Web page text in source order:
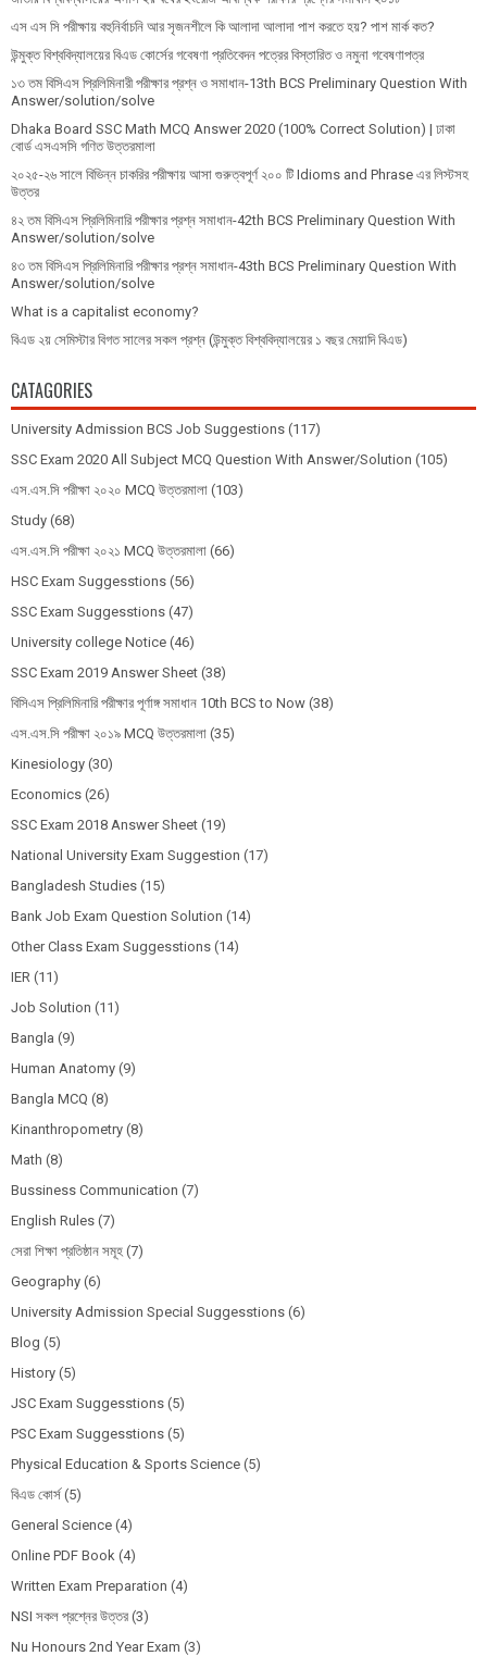
এস এস সি পরীক্ষায় বহুনির্বাচনি আর সৃজনশীলে কি আলাদা আলাদা পাশ করতে হয়? পাশ মার্ক কত?
উন্মুক্ত বিশ্ববিদ্যালয়ের বিএড কোর্সের গবেষণা প্রতিবেদন পত্রের বিস্তারিত ও নমুনা গবেষণাপত্র
১৩ তম বিসিএস প্রি‌লি‌মিনারী পরীক্ষার প্রশ্ন ও সমাধান-13th BCS Preliminary Question With
Answer/solution/solve
Dhaka Board SSC Math MCQ Answer 2020 (100% Correct Solution) | ঢাকা
বোর্ড এসএসসি গণিত উত্তরমালা
২০২৫-২৬ সালে বিভিন্ন চাকরির পরীক্ষায় আসা গুরুত্বপূর্ণ ২০০ টি Idioms and Phrase এর লিস্টসহ
উত্তর
৪২ তম বিসিএস প্রিলিমিনারি পরীক্ষার প্রশ্ন সমাধান-42th BCS Preliminary Question With
Answer/solution/solve
৪৩ তম বিসিএস প্রিলিমিনারি পরীক্ষার প্রশ্ন সমাধান-43th BCS Preliminary Question With
Answer/solution/solve
What is a capitalist economy?
বিএড ২য় সেমিস্টার বিগত সালের সকল প্রশ্ন (উন্মুক্ত বিশ্ববিদ্যালয়ের ১ বছর মেয়াদি বিএড)
CATAGORIES
University Admission BCS Job Suggestions (117)
SSC Exam 2020 All Subject MCQ Question With Answer/Solution (105)
এস.এস.সি পরীক্ষা ২০২০ MCQ উত্তরমালা (103)
Study (68)
এস.এস.সি পরীক্ষা ২০২১ MCQ উত্তরমালা (66)
HSC Exam Suggesstions (56)
SSC Exam Suggesstions (47)
University college Notice (46)
SSC Exam 2019 Answer Sheet (38)
বিসিএস প্রিলিমিনারি পরীক্ষার পূর্ণাঙ্গ সমাধান 10th BCS to Now (38)
এস.এস.সি পরীক্ষা ২০১৯ MCQ উত্তরমালা (35)
Kinesiology (30)
Economics (26)
SSC Exam 2018 Answer Sheet (19)
National University Exam Suggestion (17)
Bangladesh Studies (15)
Bank Job Exam Question Solution (14)
Other Class Exam Suggesstions (14)
IER (11)
Job Solution (11)
Bangla (9)
Human Anatomy (9)
Bangla MCQ (8)
Kinanthropometry (8)
Math (8)
Bussiness Communication (7)
English Rules (7)
সেরা শিক্ষা প্রতিষ্ঠান সমূহ (7)
Geography (6)
University Admission Special Suggesstions (6)
Blog (5)
History (5)
JSC Exam Suggesstions (5)
PSC Exam Suggesstions (5)
Physical Education & Sports Science (5)
বিএড কোর্স (5)
General Science (4)
Online PDF Book (4)
Written Exam Preparation (4)
NSI সকল প্রশ্নের উত্তর (3)
Nu Honours 2nd Year Exam (3)